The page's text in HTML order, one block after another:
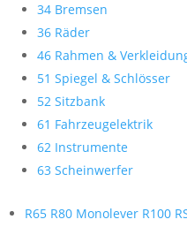
34 Bremsen
36 Räder
46 Rahmen &
51 Spiegel & Schlösser
52 Sitzbank
61 Fahrzeugelektrik
62 Instrumente
63 Scheinwerfer
R65 R80 Monolever R100